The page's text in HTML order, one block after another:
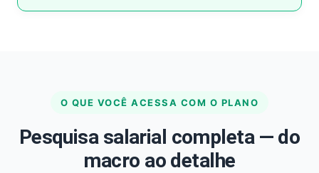
O QUE VOCÊ ACESSA COM O PLANO
Pesquisa salarial completa — do
macro ao detalhe